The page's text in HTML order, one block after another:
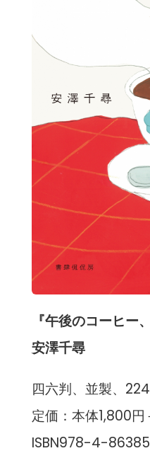
『午後のコーヒー
安澤千尋
四六判、並製、
定価：本体1,800円
ISBN978-4-